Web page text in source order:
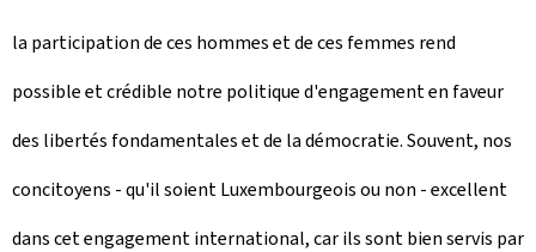
la participation de ces hommes et de ces femmes rend
possible et crédible notre politique d'engagement en faveur
des libertés fondamentales et de la démocratie. Souvent, nos
concitoyens - qu'il soient Luxembourgeois ou non - excellent
dans cet engagement international, car ils sont bien servis par